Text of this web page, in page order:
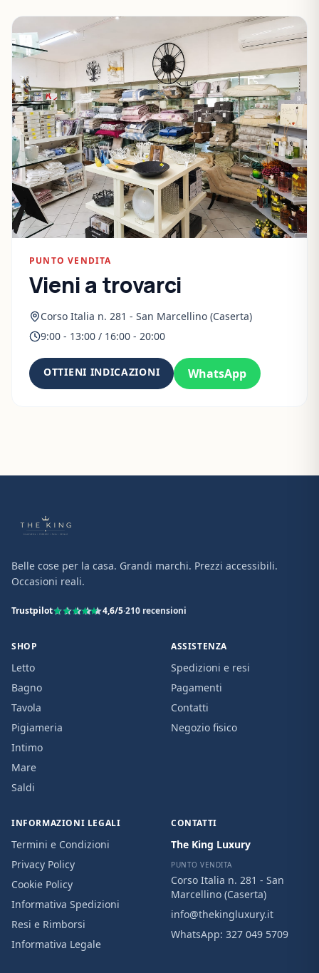
PUNTO VENDITA
Vieni a trovarci
Corso Italia n. 281 - San Marcellino (Caserta)
9:00 - 13:00 / 16:00 - 20:00
OTTIENI INDICAZIONI WhatsApp
Belle cose per la casa. Grandi marchi. Prezzi accessibili.
Occasioni reali.
Trustpilot 4,6/5·210 recensioni
SHOP
Letto
Bagno
Tavola
Pigiameria
Intimo
Mare
Saldi
ASSISTENZA
Spedizioni e resi
Pagamenti
Contatti
Negozio fisico
INFORMAZIONI LEGALI
Termini e Condizioni
Privacy Policy
Cookie Policy
Informativa Spedizioni
Resi e Rimborsi
Informativa Legale
CONTATTI
The King Luxury
PUNTO VENDITA
Corso Italia n. 281 - San
Marcellino (Caserta)
info@thekingluxury.it
WhatsApp: 327 049 5709